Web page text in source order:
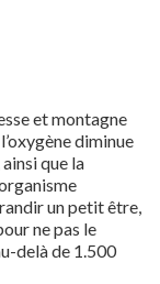
et montagne
diminue
que la
un petit être,
ne pas le
delà de 1.500